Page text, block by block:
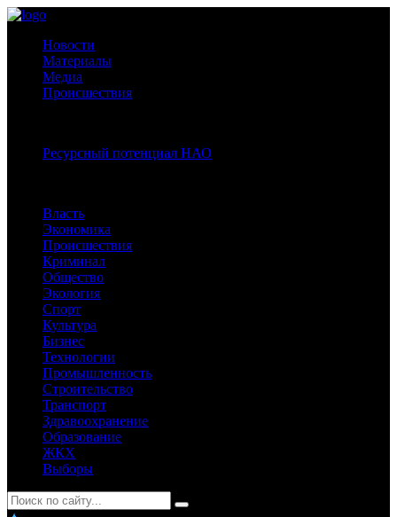
Новости
Материалы
Медиа
Происшествия
Ресурсный потенциал НАО
Власть
Экономика
Происшествия
Криминал
Общество
Экология
Спорт
Культура
Бизнес
Технологии
Промышленность
Строительство
Транспорт
Здравоохранение
Образование
ЖКХ
Выборы